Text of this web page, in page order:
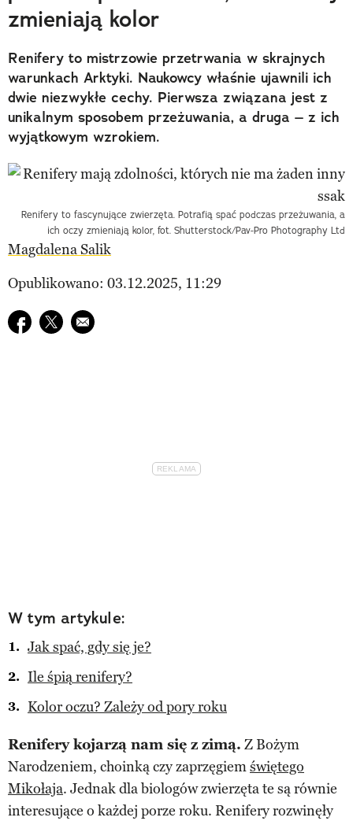
zmieniają kolor
Renifery to mistrzowie przetrwania w skrajnych
warunkach Arktyki. Naukowcy właśnie ujawnili ich
dwie niezwykłe cechy. Pierwsza związana jest z
unikalnym sposobem przeżuwania, a druga – z ich
wyjątkowym wzrokiem.
Renifery to fascynujące zwierzęta. Potrafią spać podczas przeżuwania, a
ich oczy zmieniają kolor, fot. Shutterstock/Pav-Pro Photography Ltd
Magdalena Salik
Opublikowano: 03.12.2025, 11:29
Udostępnij na facebook
Udostępnij na twitter
E-mail do przyjaciela
W tym artykule:
Jak spać, gdy się je?
Ile śpią renifery?
Kolor oczu? Zależy od pory roku
Renifery kojarzą nam się z zimą. Z Bożym
Narodzeniem, choinką czy zaprzęgiemświętego
Mikołaja. Jednak dla biologów zwierzęta te są równie
interesujące o każdej porze roku. Renifery rozwinęły